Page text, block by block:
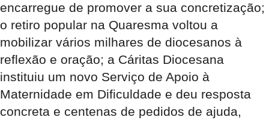
encarregue de promover a sua concretização;
o retiro popular na Quaresma voltou a
mobilizar vários milhares de diocesanos à
reflexão e oração; a Cáritas Diocesana
instituiu um novo Serviço de Apoio à
Maternidade em Dificuldade e deu resposta
concreta e centenas de pedidos de ajuda,